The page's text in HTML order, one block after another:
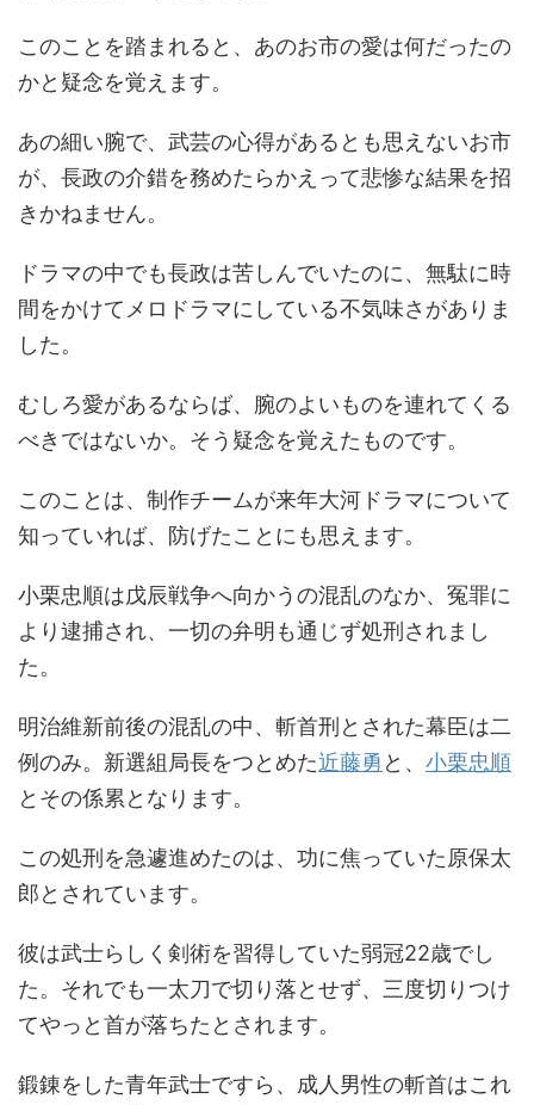
このことを踏まれると、あのお市の愛は何だったの
かと疑念を覚えます。
あの細い腕で、武芸の心得があるとも思えないお市
が、長政の介錯を務めたらかえって悲惨な結果を招
きかねません。
ドラマの中でも長政は苦しんでいたのに、無駄に時
間をかけてメロドラマにしている不気味さがありま
した。
むしろ愛があるならば、腕のよいものを連れてくる
べきではないか。そう疑念を覚えたものです。
このことは、制作チームが来年大河ドラマについて
知っていれば、防げたことにも思えます。
小栗忠順は戊辰戦争へ向かうの混乱のなか、冤罪に
より逮捕され、一切の弁明も通じず処刑されまし
た。
明治維新前後の混乱の中、斬首刑とされた幕臣は二
例のみ。新選組局長をつとめた近藤勇 と、 小栗忠順
とその係累となります。
この処刑を急遽進めたのは、功に焦っていた原保太
郎とされています。
彼は武士らしく剣術を習得していた弱冠22歳でし
た。それでも一太刀で切り落とせず、三度切りつけ
てやっと首が落ちたとされます。
鍛錬をした青年武士ですら、成人男性の斬首はこれ